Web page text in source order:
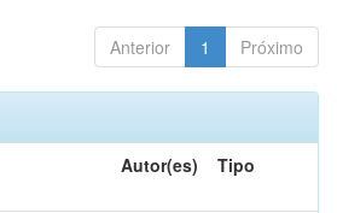
Anterior 1 Próximo
Autor(es) Tipo